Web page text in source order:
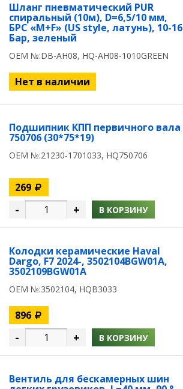
Шланг пневматический PUR
спиральный (10м), D=6,5/10 мм,
БРС «M+F» (US style, латунь), 10-16
Бар, зеленый
OEM №:DB-AH08, HQ-AH08-1010GREEN
Нет в наличии
Подшипник КПП первичного вала
750706 (30*75*19)
OEM №:21230-1701033, HQ750706
269
- + В КОРЗИНУ
Колодки керамические Haval
Dargo, F7 2024-, 3502104BGW01A,
3502109BGW01A
OEM №:3502104, HQB3033
896
- + В КОРЗИНУ
Вентиль для бескамерных шин